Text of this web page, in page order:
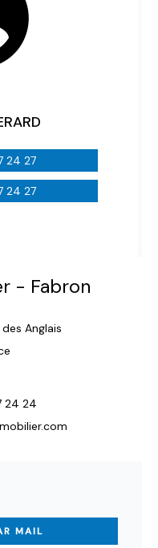
24 27
24 27
- Fabron
Anglais
24 24
MAIL